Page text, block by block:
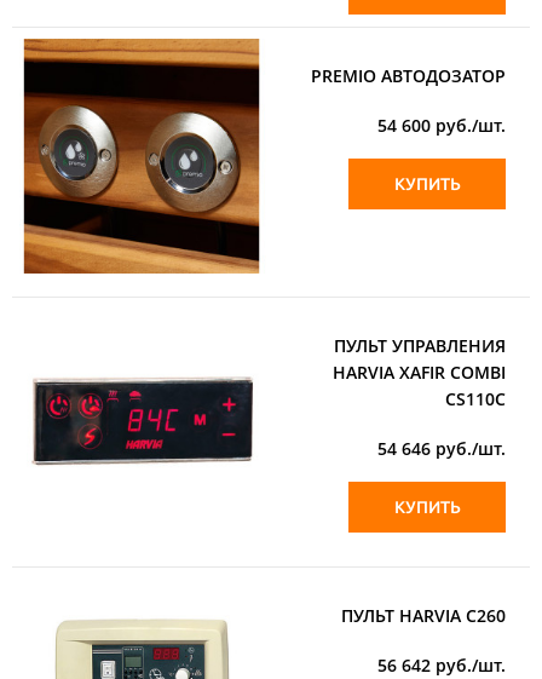
PREMIO АВТОДОЗАТОР
54 600 руб./шт.
КУПИТЬ
ПУЛЬТ УПРАВЛЕНИЯ
HARVIA XAFIR COMBI
CS110C
54 646 руб./шт.
КУПИТЬ
ПУЛЬТ HARVIA C260
56 642 руб./шт.